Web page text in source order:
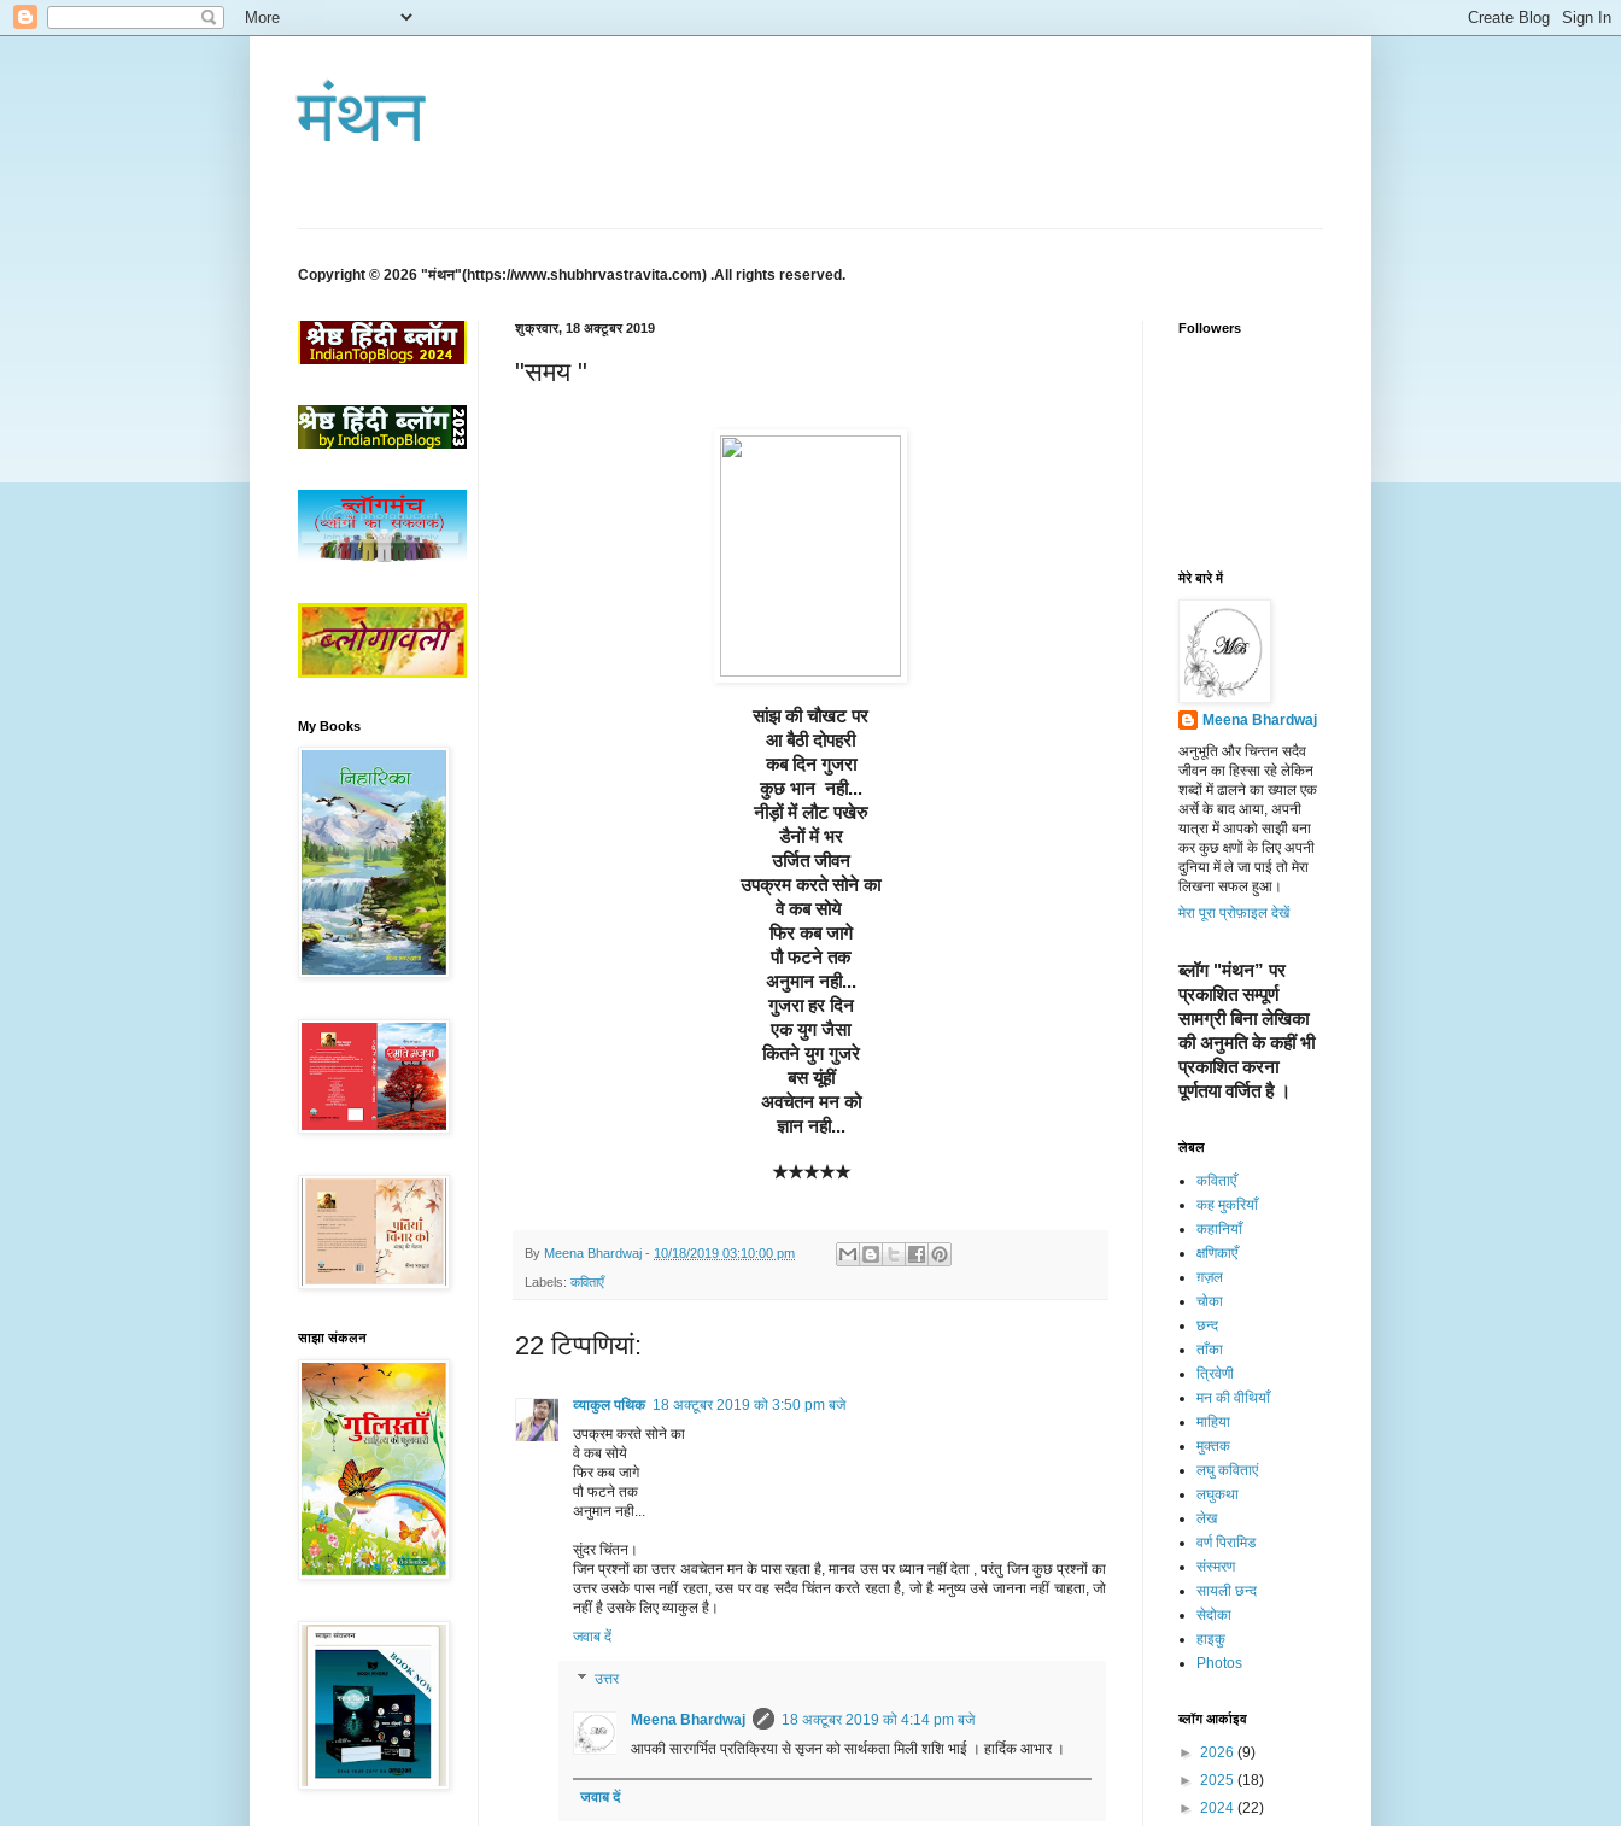
मंथन
Copyright © 2026 "मंथन"(https://www.shubhrvastravita.com) .All rights reserved.
शुक्रवार, 18 अक्टूबर 2019
"समय "
सांझ की चौखट पर
आ बैठी दोपहरी
कब दिन गुजरा
कुछ भान  नही...
नीड़ों में लौट पखेरु
डैनों में भर
उर्जित जीवन
उपक्रम करते सोने का
वे कब सोये
फिर कब जागे
पौ फटने तक
अनुमान नही...
गुजरा हर दिन
एक युग जैसा
कितने युग गुजरे
बस यूंहीं
अवचेतन मन को
ज्ञान नही...
★★★★★
By Meena Bhardwaj - 10/18/2019 03:10:00 pm
Labels: कविताएँ
22 टिप्‍पणियां:
व्याकुल पथिक 18 अक्टूबर 2019 को 3:50 pm बजे
उपक्रम करते सोने का
वे कब सोये
फिर कब जागे
पौ फटने तक
अनुमान नही...
सुंदर चिंतन।
जिन प्रश्नों का उत्तर अवचेतन मन के पास रहता है, मानव उस पर ध्यान नहीं देता , परंतु जिन कुछ प्रश्नों का
उत्तर उसके पास नहीं रहता, उस पर वह सदैव चिंतन करते रहता है, जो है मनुष्य उसे जानना नहीं चाहता, जो
नहीं है उसके लिए व्याकुल है।
जवाब दें
उत्तर
Meena Bhardwaj
18 अक्टूबर 2019 को 4:14 pm बजे
आपकी सारगर्भित प्रतिक्रिया से सृजन को सार्थकता मिली शशि भाई । हार्दिक आभार ।
जवाब दें
My Books
साझा संकलन
Followers
मेरे बारे में
Meena Bhardwaj
अनुभूति और चिन्तन सदैव
जीवन का हिस्सा रहे लेकिन
शब्दों में ढालने का ख्याल एक
अर्से के बाद आया, अपनी
यात्रा में आपको साझी बना
कर कुछ क्षणों के लिए अपनी
दुनिया में ले जा पाई तो मेरा
लिखना सफल हुआ।
मेरा पूरा प्रोफ़ाइल देखें
ब्लॉग "मंथन” पर
प्रकाशित सम्पूर्ण
सामग्री बिना लेखिका
की अनुमति के कहीं भी
प्रकाशित करना
पूर्णतया वर्जित है ।
लेबल
कविताएँ
कह मुकरियाँ
कहानियाँ
क्षणिकाएँ
ग़ज़ल
चोका
छन्द
ताँका
त्रिवेणी
मन की वीथियाँ
माहिया
मुक्तक
लघु कविताएं
लघुकथा
लेख​
वर्ण पिरामिड
संस्मरण
सायली छन्द
सेदोका
हाइकु
Photos
ब्लॉग आर्काइव
► 2026 (9)
► 2025 (18)
► 2024 (22)